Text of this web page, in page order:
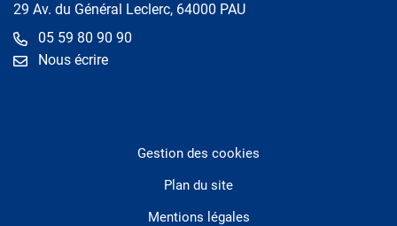
29 Av. du Général Leclerc, 64000 PAU
05 59 80 90 90
Nous écrire
Gestion des cookies
Plan du site
Mentions légales